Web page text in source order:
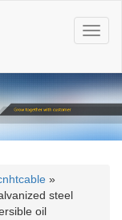
T
o
g
l
n
a
»
steel
oil